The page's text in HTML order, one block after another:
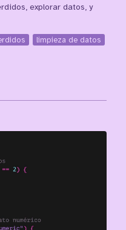
explorar datos, y
limpieza de datos